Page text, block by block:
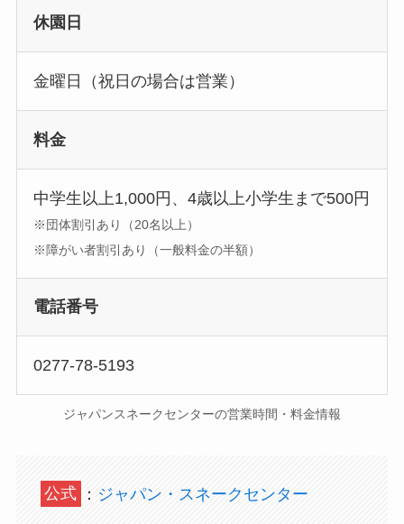
休園日
金曜日（祝日の場合は営業）
料金
中学生以上1,000円、4歳以上小学生まで500円
※団体割引あり（20名以上）
※障がい者割引あり（一般料金の半額）
電話番号
0277-78-5193
ジャパンスネークセンターの営業時間・料金情報
公式 ： ジャパン・スネークセンター